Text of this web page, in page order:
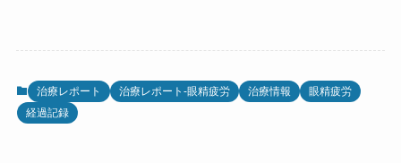
治療レポート 治療レポート-眼精疲労 治療情報
眼精疲労
経過記録